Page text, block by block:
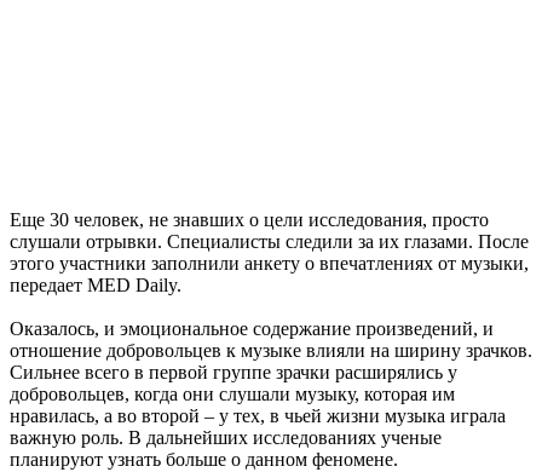
Еще 30 человек, не знавших о цели исследования, просто
слушали отрывки. Специалисты следили за их глазами. После
этого участники заполнили анкету о впечатлениях от музыки,
передает MED Daily.
Оказалось, и эмоциональное содержание произведений, и
отношение добровольцев к музыке влияли на ширину зрачков.
Сильнее всего в первой группе зрачки расширялись у
добровольцев, когда они слушали музыку, которая им
нравилась, а во второй – у тех, в чьей жизни музыка играла
важную роль. В дальнейших исследованиях ученые
планируют узнать больше о данном феномене.